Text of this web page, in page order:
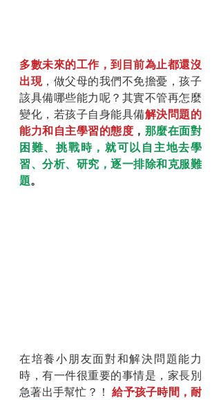
多數未來的工作，到目前為止都還沒
出現，做父母的我們不免擔憂，孩子
該具備哪些能力呢？其實不管再怎麼
變化，若孩子自身能具備解決問題的
能力和自主學習的態度 ， 那麼在面對
困難、挑戰時，就可以自主地去學
習、分析、研究，逐一排除和克服難
題。
在培養小朋友面對和解決問題能力
時，有一件很重要的事情是，家長別
急著出手幫忙？！ 給予孩子時間，耐